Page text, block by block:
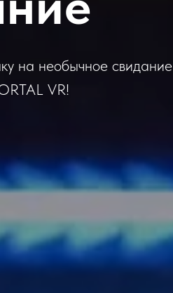
на необычное свидание
VR!